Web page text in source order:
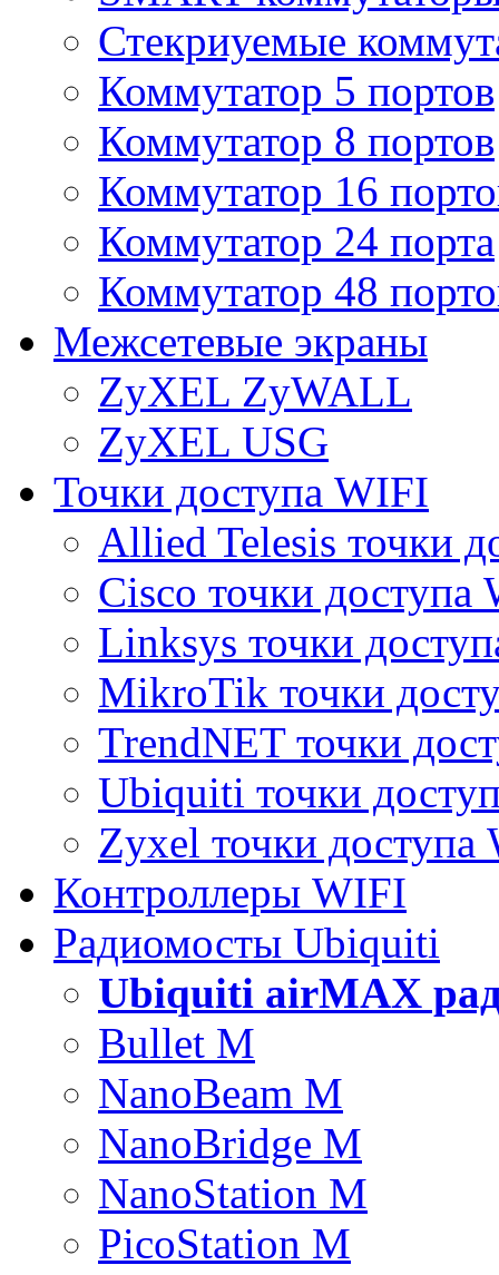
Стекриуемые
Коммутатор 5 портов
Коммутатор 8 портов
Коммутатор 16
Коммутатор 24 порта
Коммутатор 48
Межсетевые экраны
ZyXEL ZyWALL
ZyXEL USG
Точки доступа WIFI
Allied Telesis точки
Cisco точки доступа
Linksys точки
MikroTik точки
TrendNET точки
Ubiquiti точки
Zyxel точки доступа
Контроллеры WIFI
Радиомосты Ubiquiti
Ubiquiti airMAX
Bullet M
NanoBeam M
NanoBridge M
NanoStation M
PicoStation M